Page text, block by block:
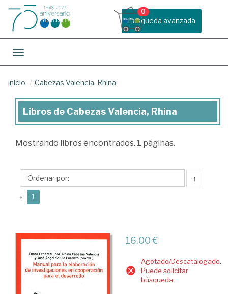
Busqueda avanzada
0
Toggle navigation
Inicio Cabezas Valencia, Rhina
Libros
Cabezas
Rhina
Libros de Cabezas Valencia, Rhina
Mostrando libros encontrados. 1 páginas.
↑
« 1
16,00 €
Agotado/Descatalogado.
Puede solicitar
búsqueda.